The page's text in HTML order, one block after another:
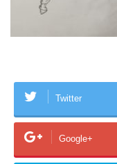
Twitter
Google+